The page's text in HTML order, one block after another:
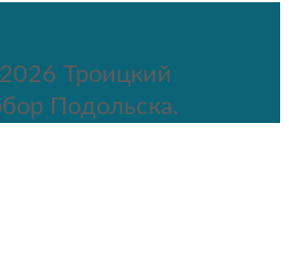
Троицкий
Подольска.